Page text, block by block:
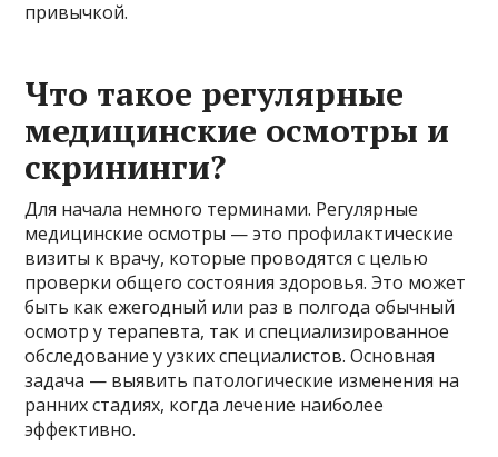
привычкой.
Что такое регулярные
медицинские осмотры и
скрининги?
Для начала немного терминами. Регулярные
медицинские осмотры — это профилактические
визиты к врачу, которые проводятся с целью
проверки общего состояния здоровья. Это может
быть как ежегодный или раз в полгода обычный
осмотр у терапевта, так и специализированное
обследование у узких специалистов. Основная
задача — выявить патологические изменения на
ранних стадиях, когда лечение наиболее
эффективно.